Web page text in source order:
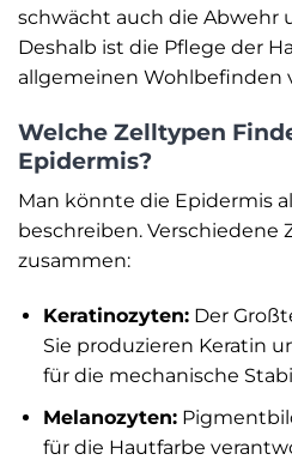
schwächt auch die Abwehr
Deshalb ist die Pflege der
allgemeinen Wohlbefinden
Welche Zelltypen
Epidermis?
Man könnte die Epidermis
beschreiben. Verschiedene
zusammen:
Keratinozyten:Der
Sie produzieren Keratin
für die mechanische
Melanozyten:
für die Hautfarbe